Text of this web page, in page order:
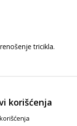
tricikla.
korišćenja